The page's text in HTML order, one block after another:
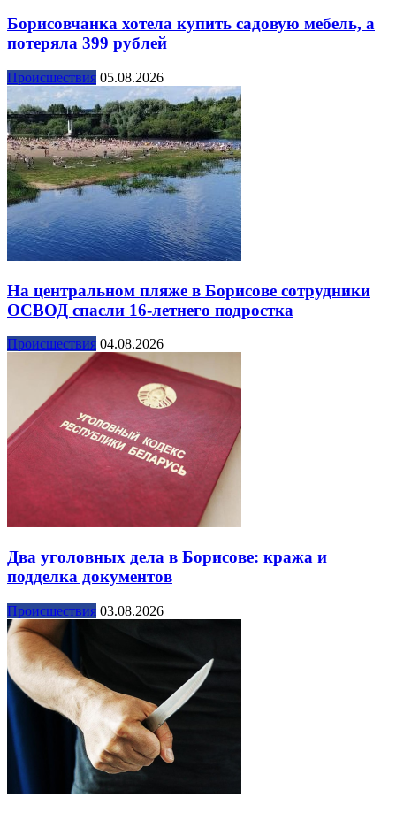
Борисовчанка хотела купить садовую мебель, а
потеряла 399 рублей
Происшествия 05.08.2026
На центральном пляже в Борисове сотрудники
ОСВОД спасли 16-летнего подростка
Происшествия 04.08.2026
Два уголовных дела в Борисове: кража и
подделка документов
Происшествия 03.08.2026